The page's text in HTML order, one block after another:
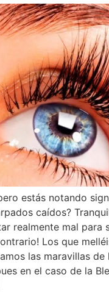
estás notando
caídos?
realmente mal para
Los que
las maravillas
en el caso de la